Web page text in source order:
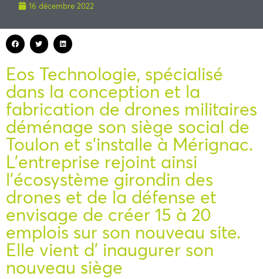
16 décembre 2022
Eos Technologie, spécialisé
dans la conception et la
fabrication de drones militaires
déménage son siège social de
Toulon et s’installe à Mérignac.
L’entreprise rejoint ainsi
l’écosystème girondin des
drones et de la défense et
envisage de créer 15 à 20
emplois sur son nouveau site.
Elle vient d’ inaugurer son
nouveau siège